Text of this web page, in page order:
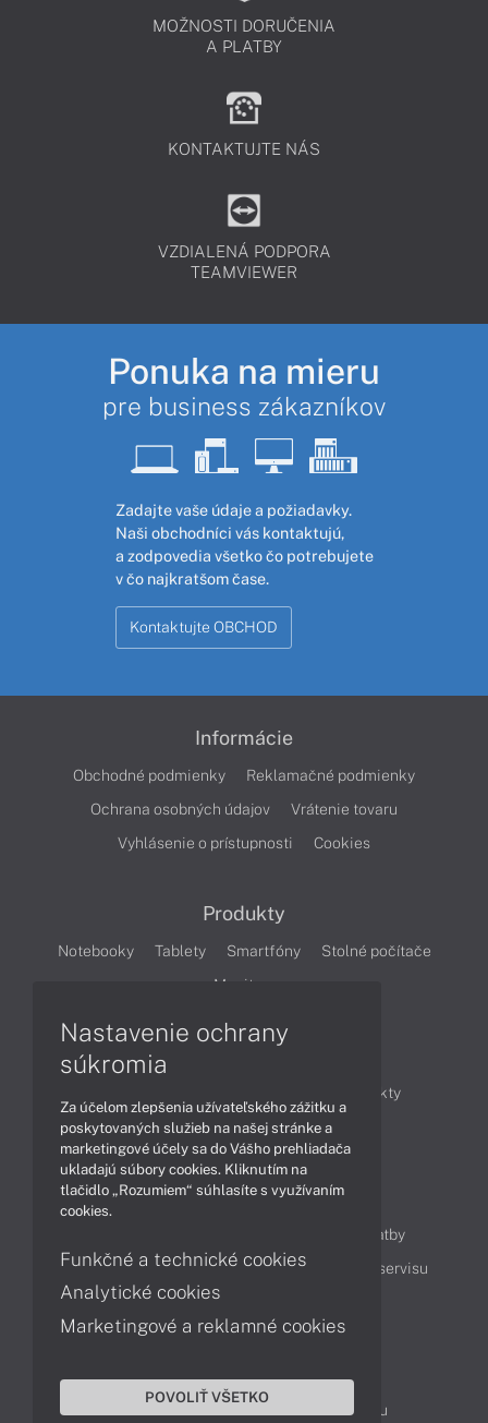
MOŽNOSTI DORUČENIA
A PLATBY
KONTAKTUJTE NÁS
VZDIALENÁ PODPORA
TEAMVIEWER
Ponuka na mieru
pre business zákazníkov
Zadajte vaše údaje a požiadavky.
Naši obchodníci vás kontaktujú,
a zodpovedia všetko čo potrebujete
v čo najkratšom čase.
Kontaktujte OBCHOD
Informácie
Obchodné podmienky
Reklamačné podmienky
Ochrana osobných údajov
Vrátenie tovaru
Vyhlásenie o prístupnosti
Cookies
Produkty
Notebooky Tablety Smartfóny
Stolné počítače
Monitory
Produkty
Technológie
Videá
Obsah
Možnosti doručenia a platby
Podpora a servis
Servisné služby Cenník servisu
Kontakty
043 4224 771
Obchodné oddelenie
Reklamácia tovaru
Nastavenie ochrany
súkromia
Za účelom zlepšenia užívateľského zážitku a
poskytovaných služieb na našej stránke a
marketingové účely sa do Vášho prehliadača
ukladajú súbory cookies. Kliknutím na
tlačidlo „Rozumiem“ súhlasíte s využívaním
cookies.
Funkčné a technické cookies
Analytické cookies
Marketingové a reklamné cookies
POVOLIŤ VŠETKO